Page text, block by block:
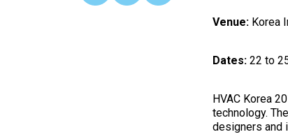
Venue: Korea
Dates: 22 to
HVAC Korea
technology.
designers and